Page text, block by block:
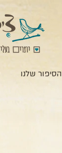
הסיפור שלנו